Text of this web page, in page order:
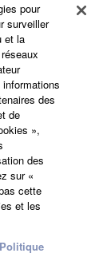
pour
surveiller
et la
des
de
»,
des
sur «
cette
et les
Politique